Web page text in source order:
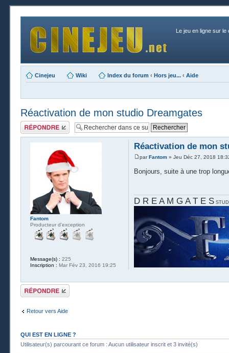
Le jeu en ligne sur le
Cinejeu Wiki Index du forum ‹ Hors jeu... ‹ Aide
Réactivation de mon studio Dreamgates
Publier une
réponse
Réactivation de mon
parFantom» Jeu Déc 27, 2018
Bonjours, suite à une trop
D R E A M G A T E S
Fantom
Producteur d'exception
Message(s) : 225
Inscription : Mar Fév 23, 2016 19:25
Publier une
réponse
Retour vers Aide
QUI EST EN LIGNE ?
Utilisateur(s) parcourant ce forum : Aucun utilisateur inscrit et 3 invité(s)